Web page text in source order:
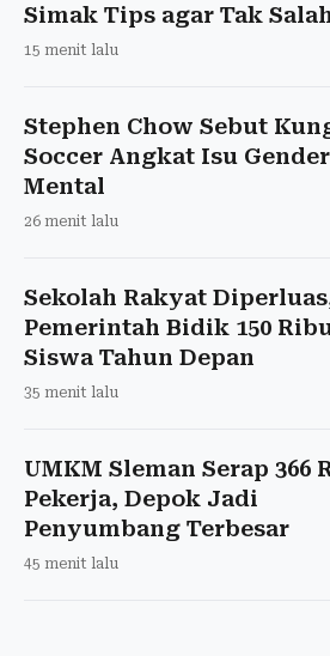
Simak Tips agar Tak
15 menit lalu
Stephen Chow Sebut
Soccer Angkat Isu
Mental
26 menit lalu
Sekolah Rakyat
Pemerintah Bidik 150
Siswa Tahun Depan
35 menit lalu
UMKM Sleman Serap 366
Pekerja, Depok Jadi
Penyumbang Terbesar
45 menit lalu